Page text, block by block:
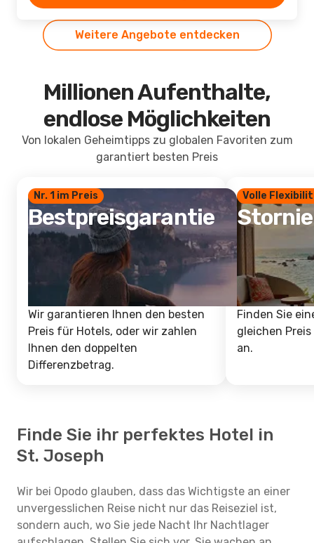
Weitere Angebote entdecken
Millionen Aufenthalte,
endlose Möglichkeiten
Von lokalen Geheimtipps zu globalen Favoriten zum
garantiert besten Preis
Nr. 1 im Preis
Bestpreisgarantie
Wir garantieren Ihnen den besten
Preis für Hotels, oder wir zahlen
Ihnen den doppelten
Differenzbetrag.
Volle
Finden Sie
gleichen
an.
Finde Sie ihr perfektes Hotel in
St. Joseph
Wir bei Opodo glauben, dass das Wichtigste an einer
unvergesslichen Reise nicht nur das Reiseziel ist,
sondern auch, wo Sie jede Nacht Ihr Nachtlager